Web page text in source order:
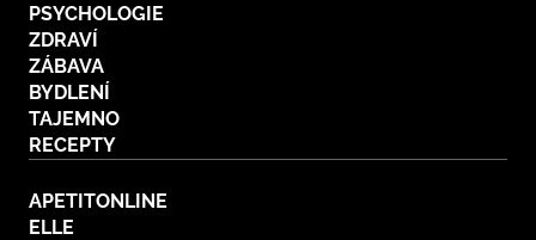
PSYCHOLOGIE
ZDRAVÍ
ZÁBAVA
BYDLENÍ
TAJEMNO
RECEPTY
APETITONLINE
ELLE